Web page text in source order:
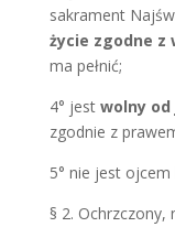
sakrament
życie zgodne z
ma pełnić;
4° jest wolny
zgodnie z
5° nie jest
§ 2.